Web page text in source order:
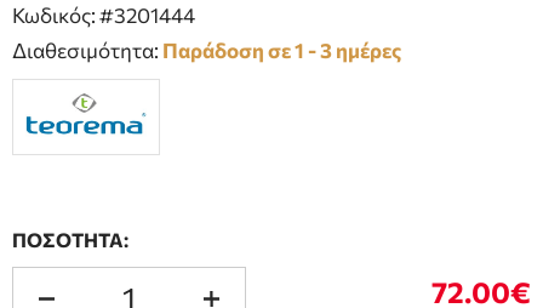
Κωδικός: #3201444
Διαθεσιμότητα: Παράδοση σε 1 - 3 ημέρες
ΠΟΣΟΤΗΤΑ:
72.00€